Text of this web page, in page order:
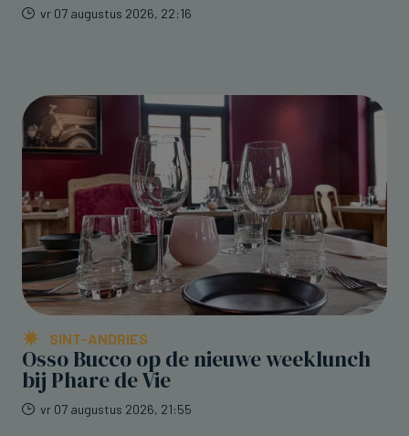
vr 07 augustus 2026, 22:16
SINT-ANDRIES
Osso Bucco op de nieuwe weeklunch
bij Phare de Vie
vr 07 augustus 2026, 21:55